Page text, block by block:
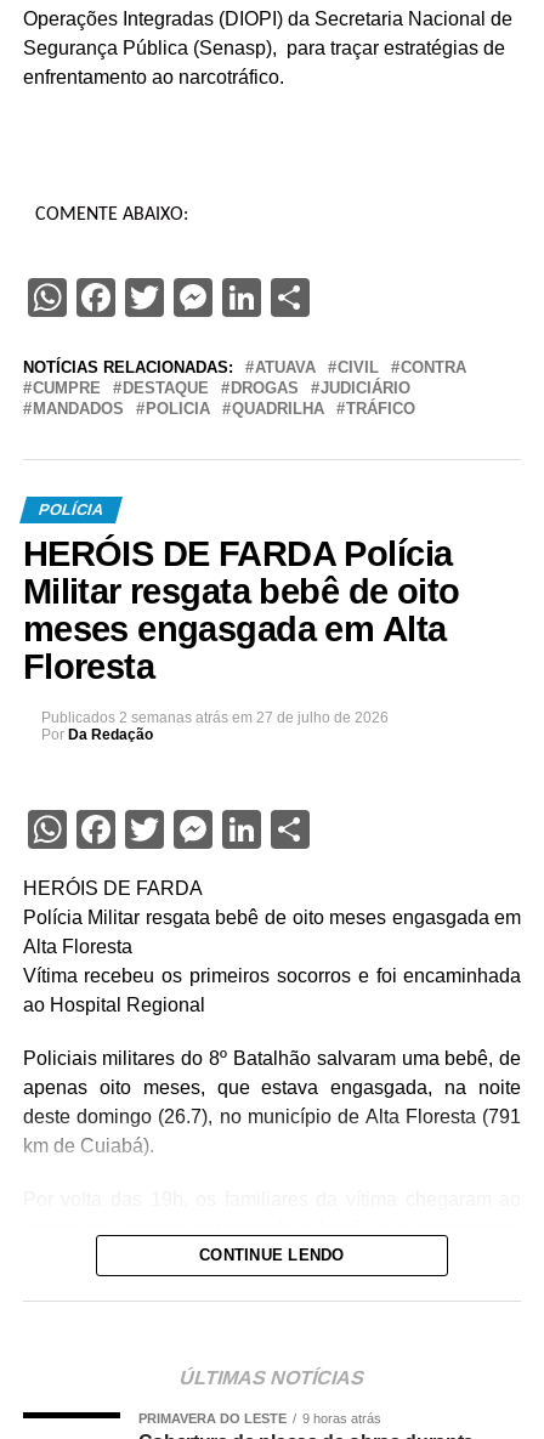
Operações Integradas (DIOPI) da Secretaria Nacional de
Segurança Pública (Senasp), para traçar estratégias de
enfrentamento ao narcotráfico.
COMENTE ABAIXO:
WhatsApp
Facebook
Twitter
Messenger
LinkedIn
Share
NOTÍCIAS RELACIONADAS: ATUAVA CIVIL
CONTRA
CUMPRE
DESTAQUE DROGAS
JUDICIÁRIO
MANDADOS
POLICIA QUADRILHA TRÁFICO
POLÍCIA
HERÓIS DE FARDA Polícia
Militar resgata bebê de oito
meses engasgada em Alta
Floresta
Publicados 2 semanas atrás em 27 de julho de 2026
Por Da Redação
WhatsApp
Facebook
Twitter
Messenger
LinkedIn
Share
HERÓIS DE FARDA
Polícia Militar resgata bebê de oito meses engasgada em
Alta Floresta
Vítima recebeu os primeiros socorros e foi encaminhada
ao Hospital Regional
Policiais militares do 8º Batalhão salvaram uma bebê, de
apenas oito meses, que estava engasgada, na noite
deste domingo (26.7), no município de Alta Floresta (791
km de Cuiabá).
um quadro de obstrução das vias aéreas com leite
Regional, acompanhado da mãe, onde permaneceu sob
CONTINUE LENDO
ÚLTIMAS NOTÍCIAS
PRIMAVERA DO LESTE 9 horas atrás